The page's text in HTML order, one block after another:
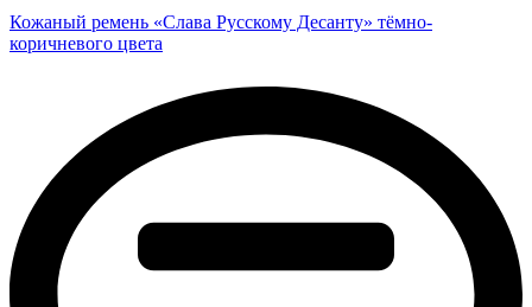
Кожаный ремень «Слава Русскому Десанту» тёмно-
коричневого цвета